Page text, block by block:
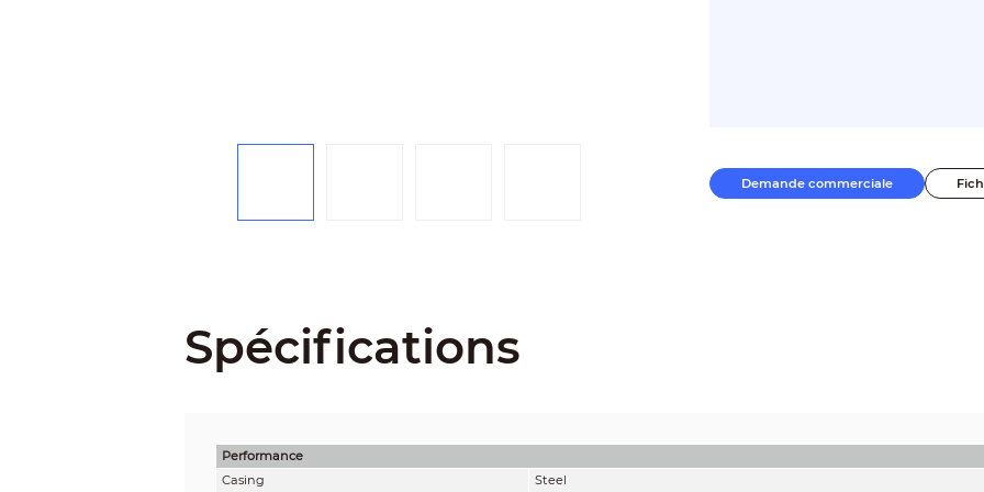
Demande commerciale
Spécifications
Performance
Casing
Steel